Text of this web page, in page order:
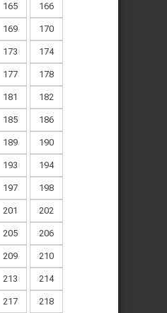
165 166
169 170
173 174
177 178
181 182
185 186
189 190
193 194
197 198
201 202
205 206
209 210
213 214
217 218